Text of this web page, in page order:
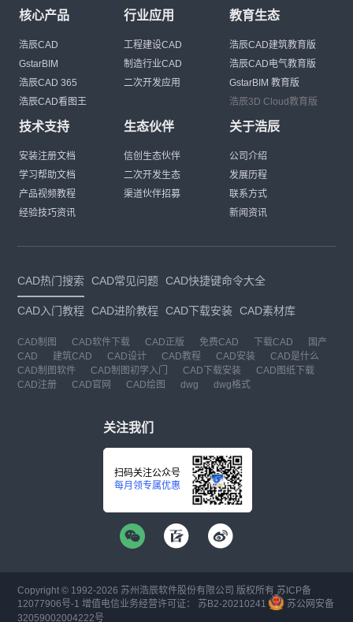
核心产品
浩辰CAD
GstarBIM
浩辰CAD 365
浩辰CAD看图王
行业应用
工程建设CAD
制造行业CAD
二次开发应用
教育生态
浩辰CAD建筑教育版
浩辰CAD电气教育版
GstarBIM 教育版
浩辰3D Cloud教育版
技术支持
安装注册文档
学习帮助文档
产品视频教程
经验技巧资讯
生态伙伴
信创生态伙伴
二次开发生态
渠道伙伴招募
关于浩辰
公司介绍
发展历程
联系方式
新闻资讯
CAD热门搜索 CAD常见问题 CAD快捷键命令大全
CAD入门教程 CAD进阶教程 CAD下载安装 CAD素材库
CAD制图 CAD软件下载 CAD正版 免费CAD 下载CAD
国产
CAD
建筑CAD CAD设计 CAD教程 CAD安装
CAD是什么
CAD制图软件
CAD制图初学入门 CAD下载安装
CAD图纸下载
CAD注册
CAD官网 CAD绘图 dwg dwg格式
关注我们
扫码关注公众号
每月领专属优惠
Copyright © 1992-2026 苏州浩辰软件股份有限公司 版权所有 苏ICP备
12077906号-1 增值电信业务经营许可证： 苏B2-20210241
苏公网安备
32059002004222号